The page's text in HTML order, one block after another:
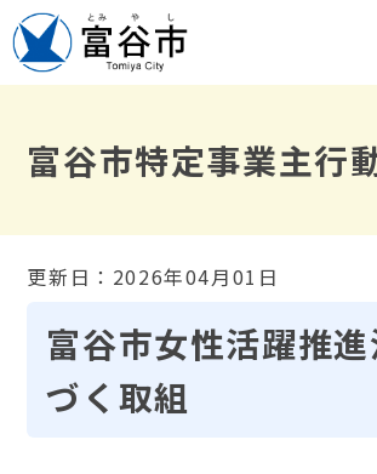
富谷市特定事業主行
更新日：2026年04月01日
富谷市女性活躍推
づく取組